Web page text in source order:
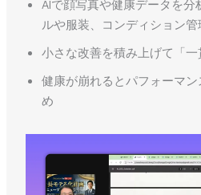
AIで顔写真や健康データを分
ルや服装、コンディション管
小さな改善を積み上げて「
健康が崩れるとパフォーマ
め